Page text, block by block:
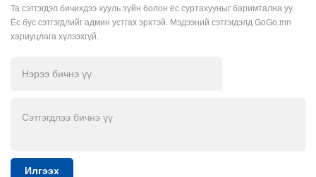
Та сэтгэгдэл бичихдээ хууль зүйн болон ёс суртахууныг баримтална уу.
Ёс бус сэтгэгдлийг админ устгах эрхтэй. Мэдээний сэтгэгдэлд GoGo.mn
хариуцлага хүлээхгүй.
Илгээх